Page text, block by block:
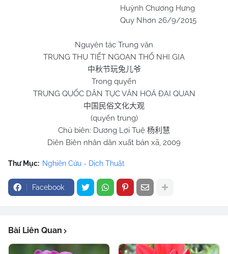
Huỳnh Chương Hưng
Quy Nhơn 26/9/2015
Nguyên tác Trung văn
TRUNG THU TIẾT NGOẠN THỐ NHI GIA
中秋节玩兔儿爷
Trong quyển
TRUNG QUỐC DÂN TỤC VĂN HOÁ ĐẠI QUAN
中国民俗文化大观
(quyển trung)
Chủ biên: Dương Lợi Tuệ 杨利慧
Diên Biên nhân dân xuất bản xã, 2009
Thư Mục: Nghiên Cứu - Dịch Thuật
Facebook
Bài Liên Quan